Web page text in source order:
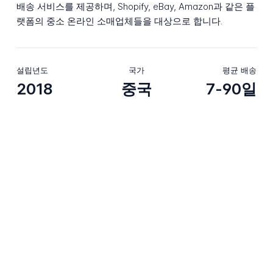
배송 서비스를 제공하며, Shopify, eBay, Amazon과 같은 플
랫폼의 중소 온라인 소매업체들을 대상으로 합니다.
설립년도
2018
국가
중국
평균 배송
7-90일